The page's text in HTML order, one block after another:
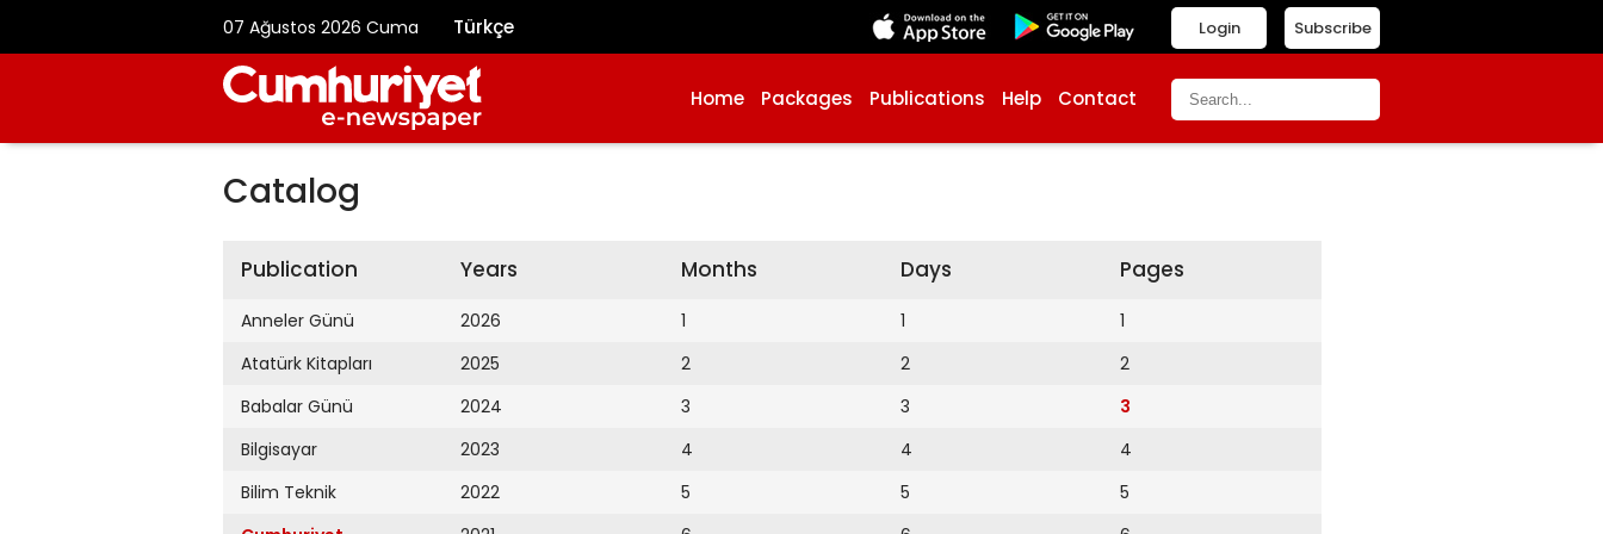
07 Ağustos 2026 Cuma Türkçe Subscribe
Login
Home Packages Publications Help Contact
Catalog
Publication
Anneler Günü
Atatürk Kitapları
Babalar Günü
Bilgisayar
Bilim Teknik
Years
2026
2025
2024
2023
2022
Months
1
2
3
4
5
Days
1
2
3
4
5
Pages
1
2
3
4
5